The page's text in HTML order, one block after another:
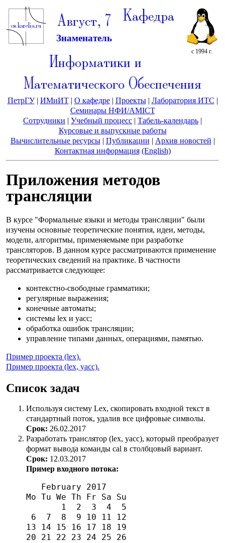
Август, 7
Знаменатель
с 1994 г.
Кафедра
Информатики и
Математического Обеспечения
ПетрГУ| ИМиИТ| О кафедре| Проекты| Лаборатория ИТС |
Семинары НФИ/AMICT
Сотрудники | Учебный процесс | Табель-календарь |
Курсовые и выпускные работы
Вычислительные ресурсы| Публикации | Архив новостей |
Контактная информация (English)
Приложения методов
трансляции
В курсе "Формальные языки и методы трансляции" были
изучены основные теоретические понятия, идеи, методы,
модели, алгоритмы, применяемыме при разработке
трансляторов. В данном курсе рассматриваются применение
теоретических сведений на практике. В частности
рассматривается следующее:
контекстно-свободные грамматики;
регулярные выражения;
конечные автоматы;
системы lex и yacc;
обработка ошибок трансляции;
управление типами данных, операциями, памятью.
Пример проекта (lex).
Пример проекта (lex, yacc).
Список задач
Используя систему Lex, cкопировать входной текст в
стандартный поток, удалив все цифровые символы.
Срок: 26.02.2017
Разработать транслятор (lex, yacc), который преобразует
формат вывода команды cal в столбцовый вариант.
Срок: 12.03.2017
Пример входного потока:
   February 2017
Mo Tu We Th Fr Sa Su
       1  2  3  4  5
6  7  8  9 10 11 12
13 14 15 16 17 18 19
20 21 22 23 24 25 26